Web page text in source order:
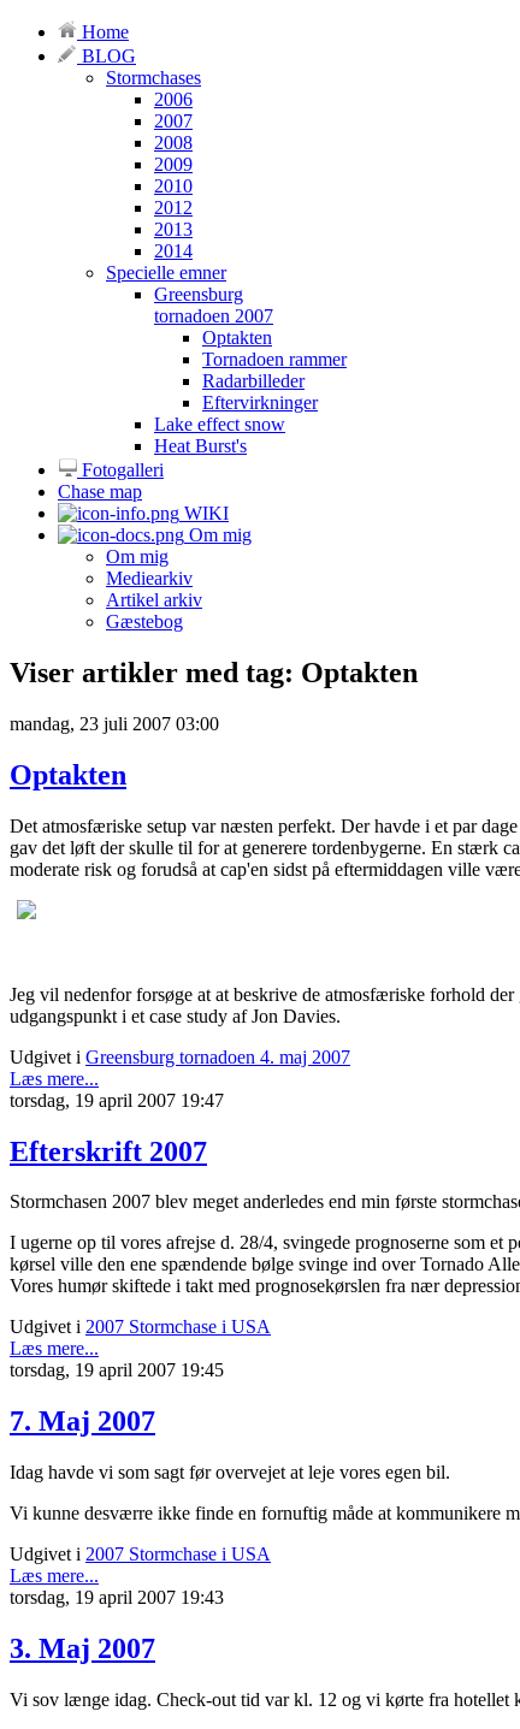
Home
BLOG
Stormchases
2006
2007
2008
2009
2010
2012
2013
2014
Specielle emner
Greensburg
tornadoen 2007
Optakten
Tornadoen rammer
Radarbilleder
Eftervirkninger
Lake effect snow
Heat Burst's
Fotogalleri
Chase map
WIKI
Om mig
Om mig
Mediearkiv
Artikel arkiv
Gæstebog
Viser artikler med tag: Optakten
mandag, 23 juli 2007 03:00
Optakten
Det atmosfæriske setup var næsten perfekt. Der havde i et par
gav det løft der skulle til for at generere tordenbygerne. En stærk
moderate risk og forudså at cap'en sidst på eftermiddagen ville
Jeg vil nedenfor forsøge at at beskrive de atmosfæriske forhold
udgangspunkt i et case study af Jon Davies.
Udgivet i Greensburg tornadoen 4. maj 2007
Læs mere...
torsdag, 19 april 2007 19:47
Efterskrift 2007
Stormchasen 2007 blev meget anderledes end min første
I ugerne op til vores afrejse d. 28/4, svingede prognoserne som et
kørsel ville den ene spændende bølge svinge ind over Tornado
Vores humør skiftede i takt med prognosekørslen fra nær
Udgivet i 2007 Stormchase i USA
Læs mere...
torsdag, 19 april 2007 19:45
7. Maj 2007
Idag havde vi som sagt før overvejet at leje vores egen bil.
Vi kunne desværre ikke finde en fornuftig måde at kommunikere
Udgivet i 2007 Stormchase i USA
Læs mere...
torsdag, 19 april 2007 19:43
3. Maj 2007
Vi sov længe idag. Check-out tid var kl. 12 og vi kørte fra hotellet